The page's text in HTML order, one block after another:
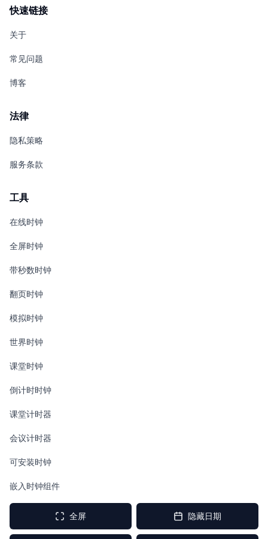
全屏 隐藏日期
快速链接
关于
常见问题
博客
法律
隐私策略
服务条款
工具
在线时钟
全屏时钟
带秒数时钟
翻页时钟
模拟时钟
世界时钟
课堂时钟
倒计时时钟
课堂计时器
会议计时器
可安装时钟
嵌入时钟组件